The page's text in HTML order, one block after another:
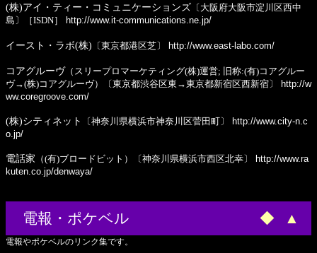
(株)アイ・ティー・コミュニケーションズ 〔大阪府大阪市淀川区西中
島〕［ISDN］
http://www.it-communications.ne.jp/
イースト・ラボ(株) 〔東京都港区芝〕 http://www.east-labo.com/
コアグルーヴ（スリープロマーケティング(株)運営; 旧称:(有)コアグルー
ヴ→(株)コアグルーヴ）〔東京都渋谷区東→東京都新宿区西新宿〕
http://w
ww.coregroove.com/
(株)シティネット 〔神奈川県横浜市神奈川区菅田町〕
http://www.city-n.c
o.jp/
電話家 （(有)ブロードビット）〔神奈川県横浜市西区北幸〕
http://www.ra
kuten.co.jp/denwaya/
電報・ポケベル ◆ ▲
電報やポケベルのリンク集です。